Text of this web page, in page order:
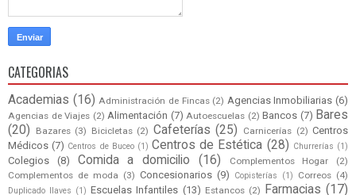
CATEGORIAS
Academias (16) Administración de Fincas (2) Agencias Inmobiliarias (6)
Agencias de Viajes (2) Alimentación (7) Autoescuelas (2) Bancos (7) Bares
(20)
Bazares (3) Bicicletas (2) Cafeterías (25) Carnicerías (2) Centros
Médicos (7) Centros de Buceo (1) Centros de Estética (28) Churrerías (1)
Colegios (8) Comida a domicilio (16) Complementos Hogar
(2)
Complementos de moda (3) Concesionarios (9) Copisterías (1) Correos (4)
Duplicado llaves (1) Escuelas Infantiles (13) Estancos (2) Farmacias (17)